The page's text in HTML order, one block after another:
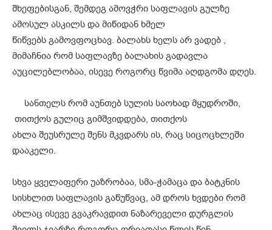
შხეფებისგან, შემდეგ ამოვჭრი საფლავის გულზე
ამოსულ ასკილს და მიწიდან ხმელ
წიწვებს გამოვფოცხავ. ბალახს ხელს არ ვადებ ,
მიმაჩნია რომ საფლავზე ბალახის გადავლა
აუცილებლობაა, ისევე როგორც წვიმა აღდგომა დღეს.
სანთელს რომ აუნთებ სულის საოხად მყუდროში,
თითქოს გულიც გიმშვიდდება, თითქოს
ახლა შეუსრულე შენს მკვდარს ის, რაც სიცოცხლეში
დააკელი.
სხვა ყველაფერი უაზრობაა, სმა-ჭამაცა და ბატკნის
სისხლით საფლავის გაწუწვაც, ამ დროს ხვდები რომ
ახლაც ისევე გვაკრავდით ნაზარეველი დურგლის